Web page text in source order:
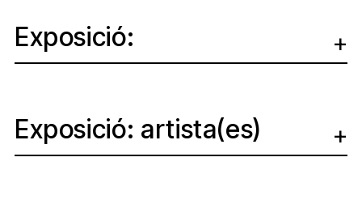
Exposició:
Exposició: artista(es)